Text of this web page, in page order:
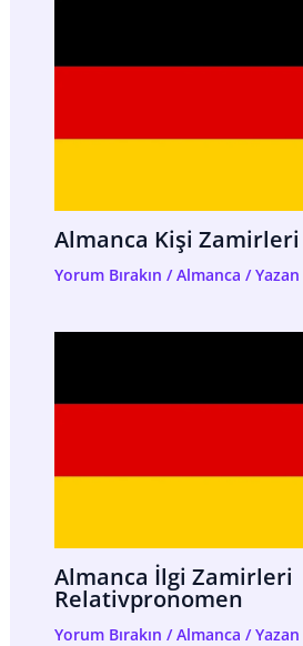
Almanca Kişi Zamirleri
Yorum Bırakın /Almanca / Yazan
Almanca İlgi Zamirleri
Relativpronomen
Yorum Bırakın /Almanca / Yazan